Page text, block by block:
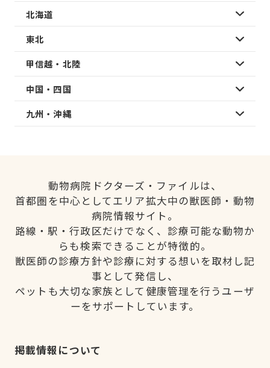
北海道
東北
甲信越・北陸
中国・四国
九州・沖縄
動物病院ドクターズ・ファイルは、
首都圏を中心としてエリア拡大中の獣医師・動物
病院情報サイト。
路線・駅・行政区だけでなく、診療可能な動物か
らも検索できることが特徴的。
獣医師の診療方針や診療に対する想いを取材し記
事として発信し、
ペットも大切な家族として健康管理を行うユーザ
ーをサポートしています。
掲載情報について